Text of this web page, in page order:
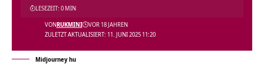
ZULETZT AKTUALISIERT: 11. JUNI 2025 11:20
VONRUKMINI VOR 18 JAHREN
LESEZEIT: 0 MIN
Midjourney hu